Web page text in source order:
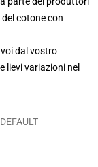
cotone con
dal vostro
lievi variazioni nel